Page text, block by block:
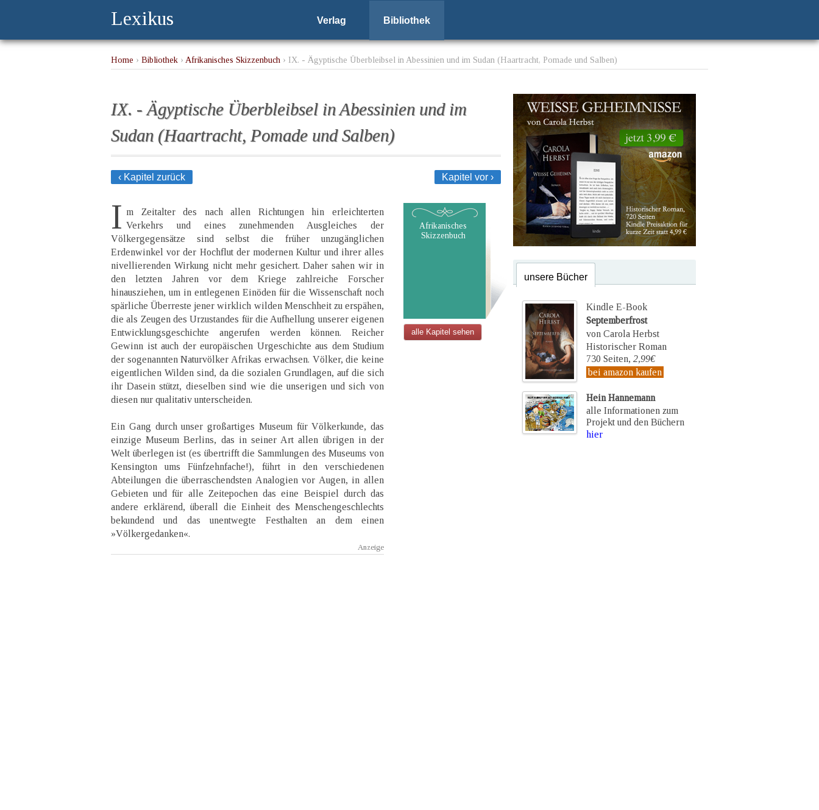
Lexikus Verlag Bibliothek
Home › Bibliothek › Afrikanisches Skizzenbuch › IX. - Ägyptische Überbleibsel in Abessinien und im Sudan (Haartracht, Pomade und Salben)
IX. - Ägyptische Überbleibsel in Abessinien und im
Sudan (Haartracht, Pomade und Salben)
‹ Kapitel zurück Kapitel vor ›
I m Zeitalter des nach allen Richtungen hin erleichterten
Verkehrs und eines zunehmenden Ausgleiches der
Völkergegensätze sind selbst die früher unzugänglichen
Erdenwinkel vor der Hochflut der modernen Kultur und ihrer alles
nivellierenden Wirkung nicht mehr gesichert. Daher sahen wir in
den letzten Jahren vor dem Kriege zahlreiche Forscher
hinausziehen, um in entlegenen Einöden für die Wissenschaft noch
spärliche Überreste jener wirklich wilden Menschheit zu erspähen,
die als Zeugen des Urzustandes für die Aufhellung unserer eigenen
Entwicklungsgeschichte angerufen werden können. Reicher
Gewinn ist auch der europäischen Urgeschichte aus dem Studium
der sogenannten Naturvölker Afrikas erwachsen. Völker, die keine
eigentlichen Wilden sind, da die sozialen Grundlagen, auf die sich
ihr Dasein stützt, dieselben sind wie die unserigen und sich von
diesen nur qualitativ unterscheiden.
Ein Gang durch unser großartiges Museum für Völkerkunde, das
einzige Museum Berlins, das in seiner Art allen übrigen in der
Welt überlegen ist (es übertrifft die Sammlungen des Museums von
Kensington ums Fünfzehnfache!), führt in den verschiedenen
Abteilungen die überraschendsten Analogien vor Augen, in allen
Gebieten und für alle Zeitepochen das eine Beispiel durch das
andere erklärend, überall die Einheit des Menschengeschlechts
bekundend und das unentwegte Festhalten an dem einen
»Völkergedanken«.
Afrikanisches
Skizzenbuch
alle Kapitel sehen
unsere Bücher
Kindle E-Book
Septemberfrost
von Carola Herbst
Historischer Roman
730 Seiten, 2,99€
bei amazon kaufen
Hein Hannemann
alle Informationen zum
Projekt und den Büchern
hier